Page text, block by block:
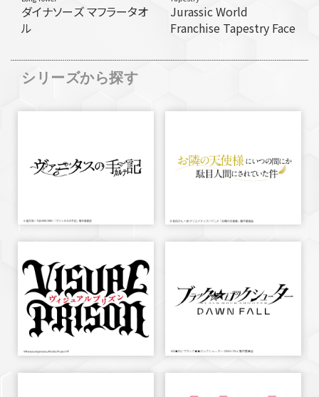
ダイナソーズ マフラータオ
ル
Jurassic World
Franchise Tapestry Face
シリーズから探す